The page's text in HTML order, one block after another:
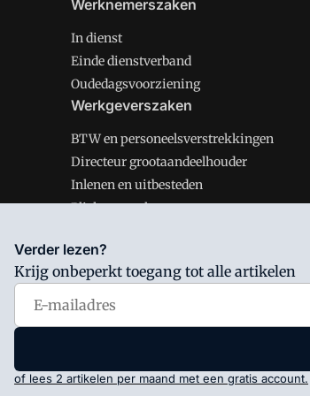
Werknemerszaken
In dienst
Einde dienstverband
Oudedagsvoorziening
Werkgeverszaken
BTW en personeelsverstrekkingen
Directeur grootaandeelhouder
Inlenen en uitbesteden
Plichten werkgever
Salarisnet is onderdeel van VMN media.
Voorwaarden
Verder lezen?
Krijg onbeperkt toegang tot alle artikelen
of lees 2 artikelen per maand met een gratis account.